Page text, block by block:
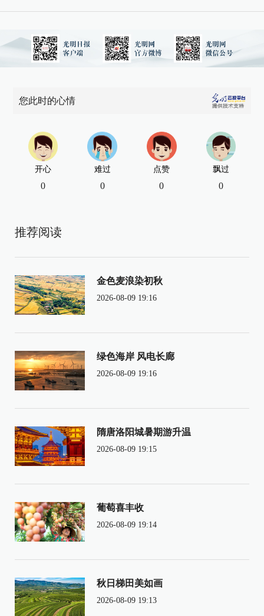
您此时的心情
开心
0
难过
0
点赞
0
飘过
0
推荐阅读
金色麦浪染初秋
2026-08-09 19:16
绿色海岸 风电长廊
2026-08-09 19:16
隋唐洛阳城暑期游升温
2026-08-09 19:15
葡萄喜丰收
2026-08-09 19:14
秋日梯田美如画
2026-08-09 19:13